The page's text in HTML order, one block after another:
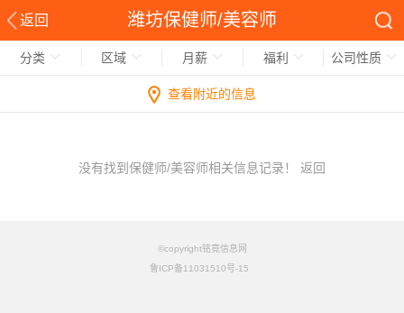
返回 潍坊保健师/美容师
分类 区域 月薪 福利 公司性质
查看附近的信息
没有找到保健师/美容师相关信息记录！ 返回
©copyright铭竟信息网
鲁ICP备11031510号-15